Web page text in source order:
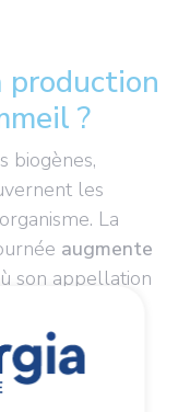
production
?
biogènes,
les
La
augmente
son appellation
acides aminés
sécrétion